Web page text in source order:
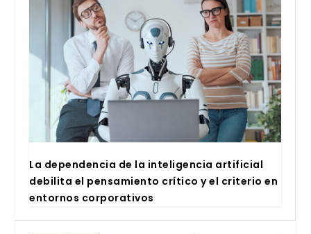
La depen­den­cia de la inte­li­gen­cia arti­fi­cial
debi­li­ta el pen­sa­mien­to crí­ti­co y el cri­te­rio en
entor­nos cor­po­ra­ti­vos